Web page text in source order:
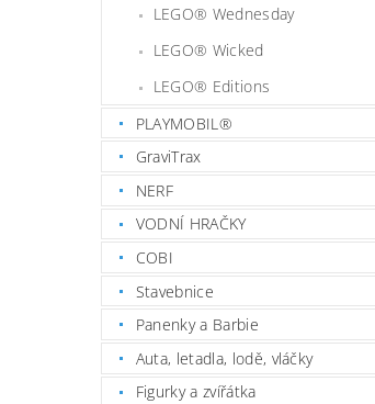
LEGO® Wednesday
LEGO® Wicked
LEGO® Editions
PLAYMOBIL®
GraviTrax
NERF
VODNÍ HRAČKY
COBI
Stavebnice
Panenky a Barbie
Auta, letadla, lodě, vláčky
Figurky a zvířátka